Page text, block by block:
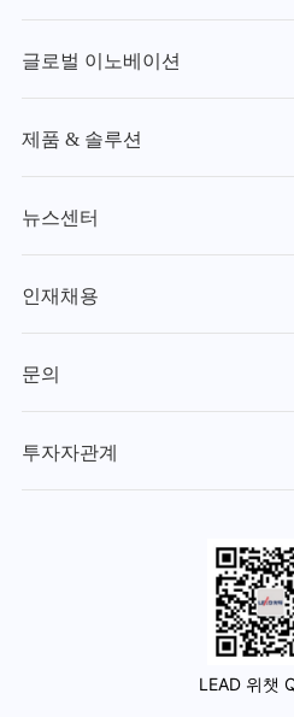
글로벌 이노베이션
제품 & 솔루션
뉴스센터
인재채용
문의
투자자관계
LEAD 위챗